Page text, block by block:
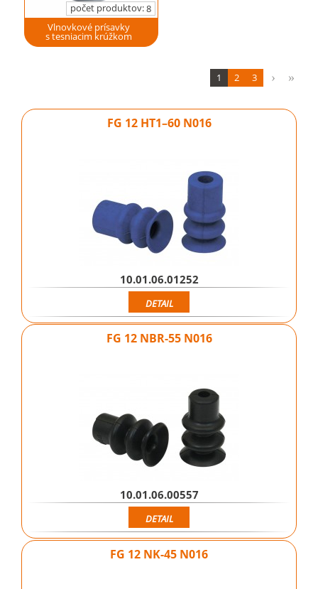
počet produktov:8
Vlnovkové prísavky
s tesniacim krúžkom
1 2 3
FG 12 HT1–60 N016
10.01.06.01252
DETAIL
FG 12 NBR-55 N016
10.01.06.00557
DETAIL
FG 12 NK-45 N016